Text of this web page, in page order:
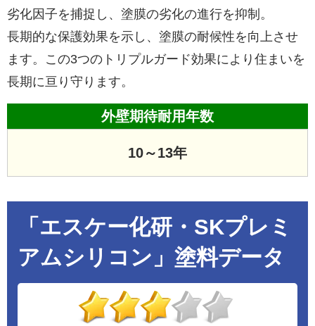
劣化因子を捕捉し、塗膜の劣化の進行を抑制。
長期的な保護効果を示し、塗膜の耐候性を向上させ
ます。この3つのトリプルガード効果により住まいを
長期に亘り守ります。
外壁期待耐用年数
10～13年
「エスケー化研・SKプレミ
アムシリコン」塗料データ